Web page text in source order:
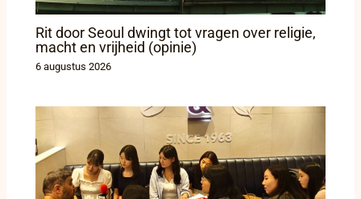
Rit door Seoul dwingt tot vragen over religie,
macht en vrijheid (opinie)
6 augustus 2026